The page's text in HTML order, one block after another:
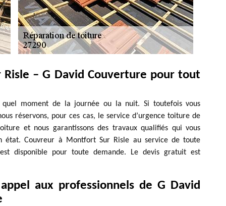
– G David Couverture pour tout
moment de la journée ou la nuit. Si toutefois vous
réservons, pour ces cas, le service d’urgence toiture de
et nous garantissons des travaux qualifiés qui vous
Couvreur à Montfort Sur Risle au service de toute
disponible pour toute demande. Le devis gratuit est
aux professionnels de G David